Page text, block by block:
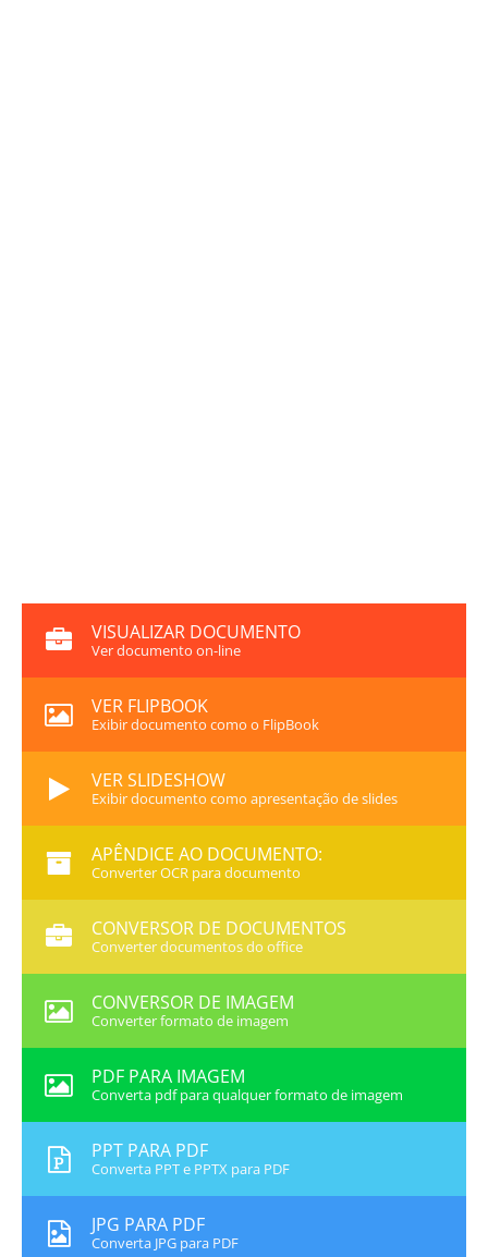
VISUALIZAR DOCUMENTO
Ver documento on-line
VER FLIPBOOK
Exibir documento como o FlipBook
VER SLIDESHOW
Exibir documento como apresentação de slides
APÊNDICE AO DOCUMENTO:
Converter OCR para documento
CONVERSOR DE DOCUMENTOS
Converter documentos do office
CONVERSOR DE IMAGEM
Converter formato de imagem
PDF PARA IMAGEM
Converta pdf para qualquer formato de imagem
PPT PARA PDF
Converta PPT e PPTX para PDF
JPG PARA PDF
Converta JPG para PDF